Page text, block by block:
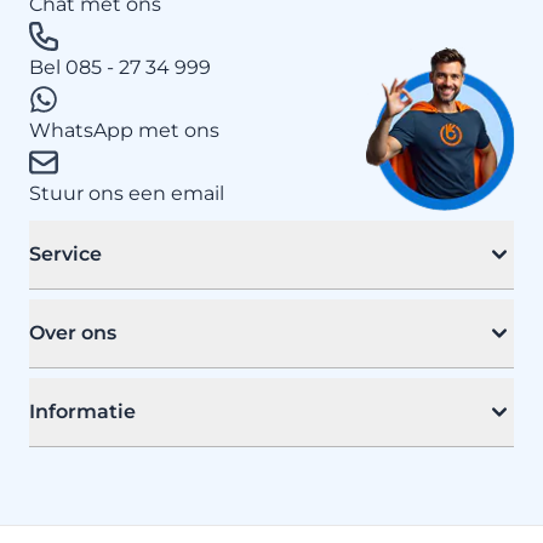
Bel 085 - 27 34 999
WhatsApp met ons
Stuur ons een email
Service
Over ons
Informatie